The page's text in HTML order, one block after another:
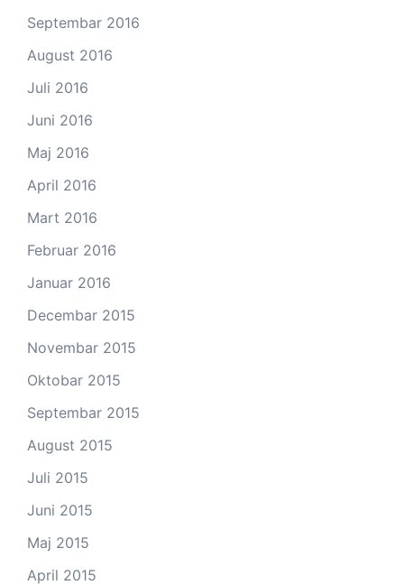
Septembar 2016
August 2016
Juli 2016
Juni 2016
Maj 2016
April 2016
Mart 2016
Februar 2016
Januar 2016
Decembar 2015
Novembar 2015
Oktobar 2015
Septembar 2015
August 2015
Juli 2015
Juni 2015
Maj 2015
April 2015